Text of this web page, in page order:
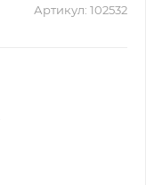
Артикул: 102532